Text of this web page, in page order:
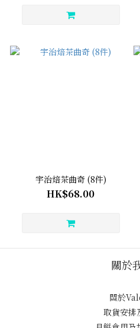
宇治焙茶曲奇 (8件)
HK$68.00
關於
關於
取貨安排